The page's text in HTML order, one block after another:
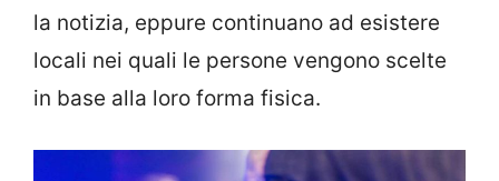
la notizia, eppure continuano ad esistere
locali nei quali le persone vengono scelte
in base alla loro forma fisica.